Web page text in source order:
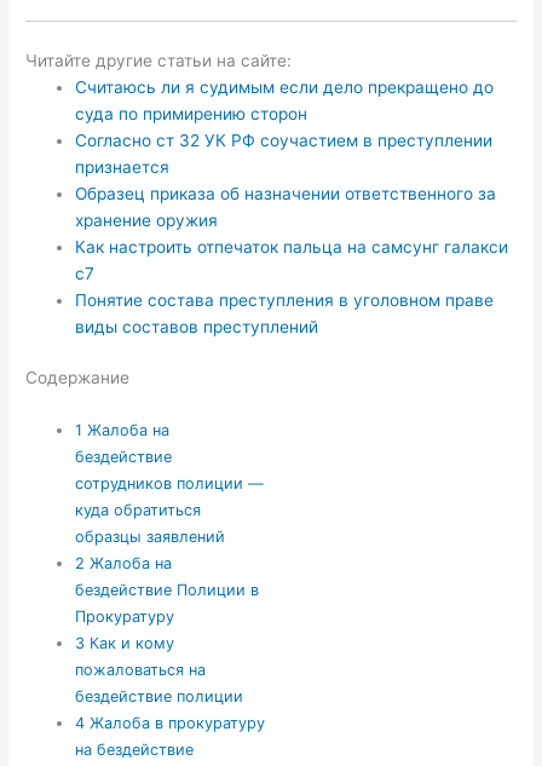
Читайте другие статьи на сайте:
Считаюсь ли я судимым если дело прекращено до
суда по примирению сторон
Согласно ст 32 УК РФ соучастием в преступлении
признается
Образец приказа об назначении ответственного за
хранение оружия
Как настроить отпечаток пальца на самсунг галакси
с7
Понятие состава преступления в уголовном праве
виды составов преступлений
Содержание
1 Жалоба на
бездействие
сотрудников полиции —
куда обратиться
образцы заявлений
2 Жалоба на
бездействие Полиции в
Прокуратуру
3 Как и кому
пожаловаться на
бездействие полиции
4 Жалоба в прокуратуру
на бездействие